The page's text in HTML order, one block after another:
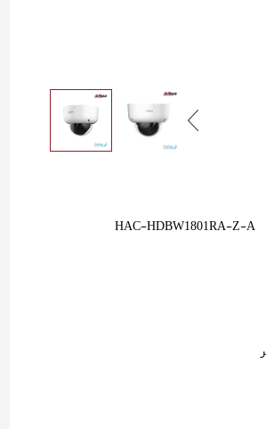
HAC-HDBW1801RA-Z-A